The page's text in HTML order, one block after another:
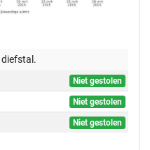
diefstal.
Niet gestolen
Niet gestolen
Niet gestolen